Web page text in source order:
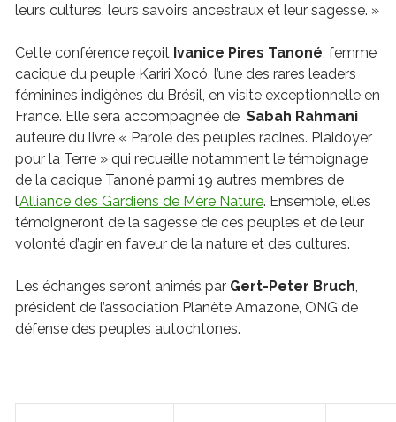
leurs cultures, leurs savoirs ancestraux et leur sagesse. »
Cette conférence reçoit Ivanice Pires Tanoné, femme
cacique du peuple Kariri Xocó, l’une des rares leaders
féminines indigènes du Brésil, en visite exceptionnelle en
France. Elle sera accompagnée de Sabah Rahmani
auteure du livre « Parole des peuples racines. Plaidoyer
pour la Terre » qui recueille notamment le témoignage
de la cacique Tanoné parmi 19 autres membres de
l’Alliance des Gardiens de Mère Nature. Ensemble, elles
témoigneront de la sagesse de ces peuples et de leur
volonté d’agir en faveur de la nature et des cultures.
Les échanges seront animés par Gert-Peter Bruch,
président de l’association Planète Amazone, ONG de
défense des peuples autochtones.